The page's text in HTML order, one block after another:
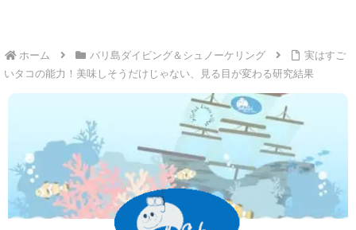
ホーム
バリ島ダイビング＆シュノーケリング
実はすご
いタコの能力！美味しそうだけじゃない、見る目が変わる研究結果